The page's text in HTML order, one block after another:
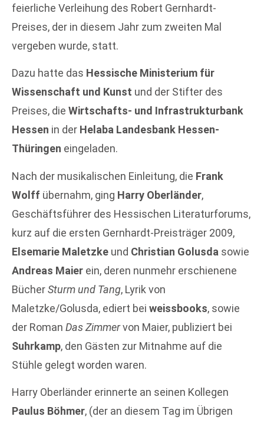
feierliche Verleihung des Robert Gernhardt-
Preises, der in diesem Jahr zum zweiten Mal
vergeben wurde, statt.
Dazu hatte das Hessische Ministerium für
Wissenschaft und Kunst und der Stifter des
Preises, die Wirtschafts- und Infrastrukturbank
Hessen in der Helaba Landesbank Hessen-
Thüringen eingeladen.
Nach der musikalischen Einleitung, die Frank
Wolff übernahm, ging Harry Oberländer,
Geschäftsführer des Hessischen Literaturforums,
kurz auf die ersten Gernhardt-Preisträger 2009,
Elsemarie Maletzke und Christian Golusda sowie
Andreas Maier ein, deren nunmehr erschienene
BücherSturm und Tang, Lyrik von
Maletzke/Golusda, ediert bei weissbooks, sowie
der Roman Das Zimmervon Maier, publiziert bei
Suhrkamp, den Gästen zur Mitnahme auf die
Stühle gelegt worden waren.
Harry Oberländer erinnerte an seinen Kollegen
Paulus Böhmer, (der an diesem Tag im Übrigen